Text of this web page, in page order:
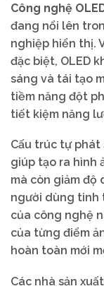
Công nghệ
đang nổi lên
nghiệp hiển thị.
đặc biệt, OLED
sáng và tái tạo
tiềm năng đột
tiết kiệm năng
Cấu trúc tự phát
giúp tạo ra hình
mà còn giảm độ
người dùng tinh
của công nghệ
của từng điểm
hoàn toàn mới
Các nhà sản